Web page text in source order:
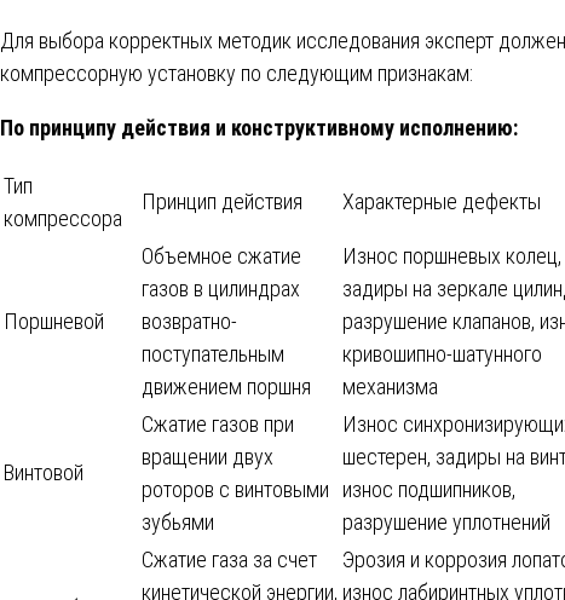
Для выбора корректных методик исследования эксперт
компрессорную установку по следующим признакам:
По принципу действия и конструктивному исполнению:
Тип
компрессора
Принцип действия Характерные дефекты
Поршневой
Объемное сжатие
газов в цилиндрах
возвратно-
поступательным
движением поршня
Износ поршневых колец,
задиры на зеркале
разрушение клапанов,
кривошипно-шатунного
механизма
Винтовой
Сжатие газов при
вращении двух
роторов с винтовыми
зубьями
Износ
шестерен, задиры на
износ подшипников,
разрушение уплотнений
Сжатие газа за счет
кинетической энергии,
Эрозия и коррозия
износ лабиринтных